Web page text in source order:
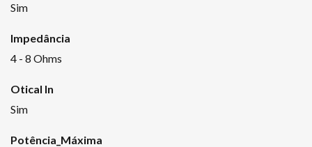
Sim
Impedância
4 - 8 Ohms
Otical In
Sim
Potência_Máxima